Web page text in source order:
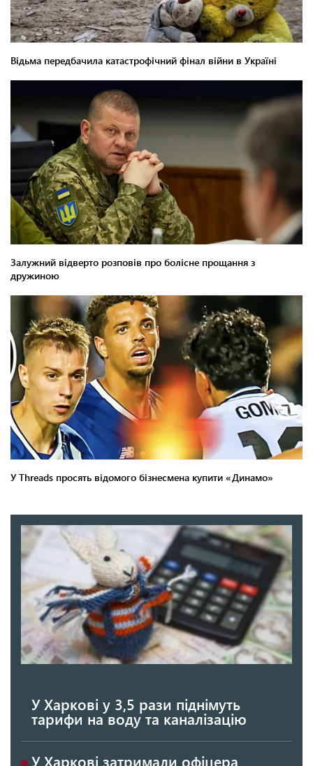
У Харкові у 3,5 рази піднімуть
тарифи на воду та каналізацію
У Харкові затримали офіцера